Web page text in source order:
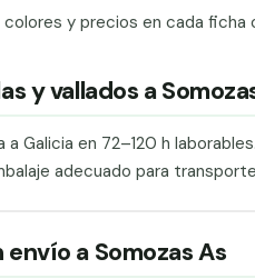
y precios en cada
y vallados a
a Galicia en 72–120 h
adecuado para
a Somozas As